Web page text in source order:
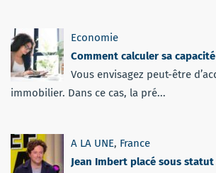
Economie
Comment calculer sa
Vous envisagez peut-être
immobilier. Dans ce cas, la pré...
A LA UNE, France
Jean Imbert placé sous